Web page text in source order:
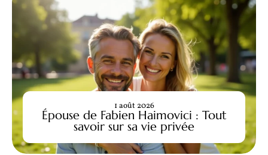
Épouse de Fabien Haimovici : Tout
savoir sur sa vie privée
1 août 2026